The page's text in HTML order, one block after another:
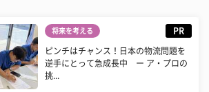
将来を考える PR
ピンチはチャンス！日本の物流問題を
逆手にとって急成長中 ー ア・プロの
挑...